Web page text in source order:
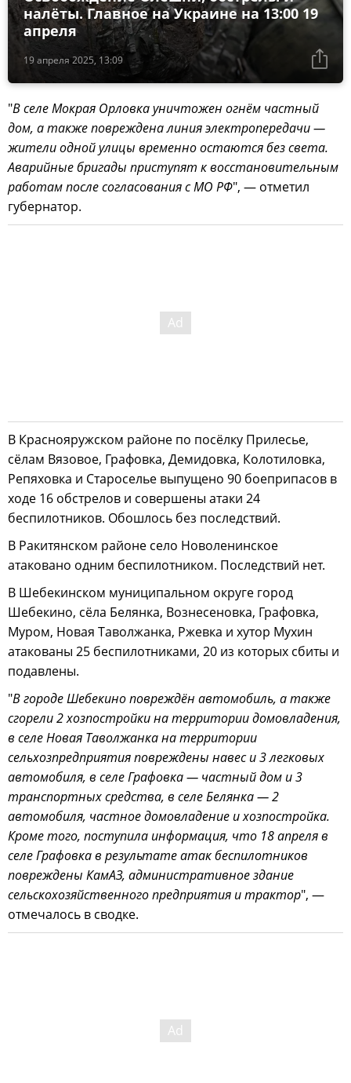
19 апреля 2025, 13:09
налёты. Главное на Украине на 13:00 19
апреля
"В селе Мокрая Орловка уничтожен огнём частный
дом, а также повреждена линия электропередачи —
жители одной улицы временно остаются без света.
Аварийные бригады приступят к восстановительным
работам после согласования с МО РФ", — отметил
губернатор.
В Краснояружском районе по посёлку Прилесье,
сёлам Вязовое, Графовка, Демидовка, Колотиловка,
Репяховка и Староселье выпущено 90 боеприпасов в
ходе 16 обстрелов и совершены атаки 24
беспилотников. Обошлось без последствий.
В Ракитянском районе село Новоленинское
атаковано одним беспилотником. Последствий нет.
В Шебекинском муниципальном округе город
Шебекино, сёла Белянка, Вознесеновка, Графовка,
Муром, Новая Таволжанка, Ржевка и хутор Мухин
атакованы 25 беспилотниками, 20 из которых сбиты и
подавлены.
"В городе Шебекино повреждён автомобиль, а также
сгорели 2 хозпостройки на территории домовладения,
в селе Новая Таволжанка на территории
сельхозпредприятия повреждены навес и 3 легковых
автомобиля, в селе Графовка — частный дом и 3
транспортных средства, в селе Белянка — 2
автомобиля, частное домовладение и хозпостройка.
Кроме того, поступила информация, что 18 апреля в
селе Графовка в результате атак беспилотников
повреждены КамАЗ, административное здание
сельскохозяйственного предприятия и трактор", —
отмечалось в сводке.